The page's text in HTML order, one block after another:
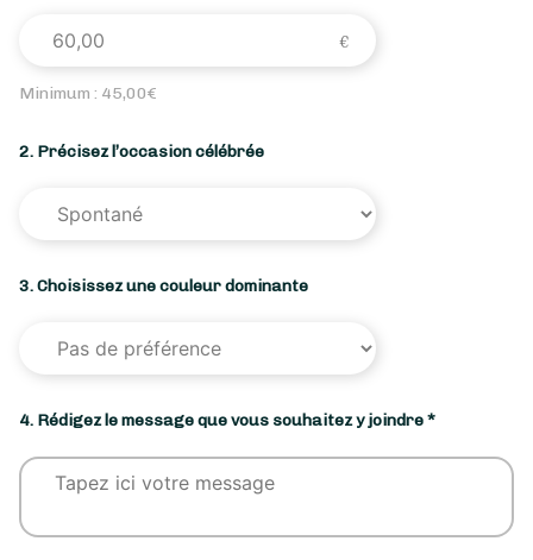
Minimum : 45,00€
2. Précisez l’occasion célébrée
3. Choisissez une couleur dominante
4. Rédigez le message que vous souhaitez y joindre *